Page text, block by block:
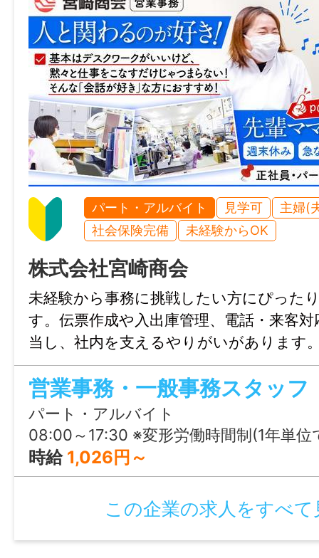
就業場所
〒897-0302 鹿児島県南九州市知覧町郡
勤務地変更の可能性：あり
勤務地の変更先：本所ほか管内の各支所・
定める場所
給与
時給 1,100円～
雇用形態
紹介予定派遣
経験
不問
年齢制限
〜45歳(長期キャリア形成を図るため)
学歴
高卒以上
免許・資格
必須：普通自動車運転免許（AT限定可）
パート・アルバイト 見学可
主婦(
社会保険完備
未経験からOK
株式会社宮崎商会
未経験から事務に挑戦したい方にぴった
す。伝票作成や入出庫管理、電話・来客
当し、社内を支えるやりがいがあります
土曜休みで、食事補助や賞与もあり、長
です。
パート・アルバイト
08:00～17:30 ※変形労働時間制(1年単位
時給 1,026円～
この企業の求人をすべて